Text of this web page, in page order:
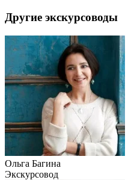
Другие экскурсоводы
Ольга Багина
Экскурсовод